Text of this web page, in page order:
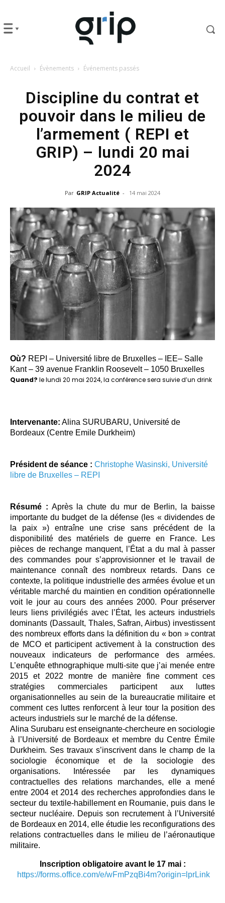
Accueil Évènements Événements passés
Discipline du contrat et
pouvoir dans le milieu de
l’armement ( REPI et
GRIP) – lundi 20 mai
2024
Par GRIP Actualité - 14 mai 2024
Où? REPI – Université libre de Bruxelles – IEE– Salle
Kant – 39 avenue Franklin Roosevelt – 1050 Bruxelles
Quand? le lundi 20 mai 2024, la conférence sera suivie d’un drink
Intervenante: Alina SURUBARU, Université de
Bordeaux (Centre Emile Durkheim)
Président de séance : Christophe Wasinski, Université
libre de Bruxelles – REPI
Résumé : Après la chute du mur de Berlin, la baisse
importante du budget de la défense (les « dividendes de
la paix ») entraîne une crise sans précédent de la
disponibilité des matériels de guerre en France. Les
pièces de rechange manquent, l’État a du mal à passer
des commandes pour s’approvisionner et le travail de
maintenance connaît des nombreux retards. Dans ce
contexte, la politique industrielle des armées évolue et un
véritable marché du maintien en condition opérationnelle
voit le jour au cours des années 2000. Pour préserver
leurs liens privilégiés avec l’État, les acteurs industriels
dominants (Dassault, Thales, Safran, Airbus) investissent
des nombreux efforts dans la définition du « bon » contrat
de MCO et participent activement à la construction des
nouveaux indicateurs de performance des armées.
L’enquête ethnographique multi-site que j’ai menée entre
2015 et 2022 montre de manière fine comment ces
stratégies commerciales participent aux luttes
organisationnelles au sein de la bureaucratie militaire et
comment ces luttes renforcent à leur tour la position des
acteurs industriels sur le marché de la défense.
Alina Surubaru est enseignante-chercheure en sociologie
à l’Université de Bordeaux et membre du Centre Émile
Durkheim. Ses travaux s’inscrivent dans le champ de la
sociologie économique et de la sociologie des
organisations. Intéressée par les dynamiques
contractuelles des relations marchandes, elle a mené
entre 2004 et 2014 des recherches approfondies dans le
secteur du textile-habillement en Roumanie, puis dans le
secteur nucléaire. Depuis son recrutement à l’Université
de Bordeaux en 2014, elle étudie les reconfigurations des
relations contractuelles dans le milieu de l’aéronautique
militaire.
Inscription obligatoire avant le 17 mai :
https://forms.office.com/e/wFmPzqBi4m?origin=lprLink